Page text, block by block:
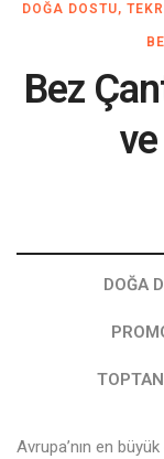
DOĞA DOSTU,
Bez
DOĞA
Avrupa’nın en